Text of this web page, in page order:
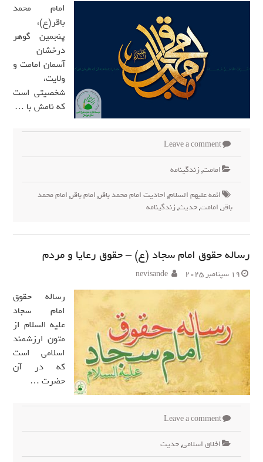
امام محمد
باقر(ع)،
پنجمین گوهر
درخشان
آسمان امامت و
ولایت،
شخصیتی است
که نامش با …
Leave a comment
امامت,زندگینامه
ائمه علیهم السلام,احادیث امام محمد باقر,امام باقر,امام محمد
باقر,امامت,حدیث,زندگینامه
رساله حقوق امام سجاد (ع) – حقوق رعایا و مردم
19 سپتامبر 2025 nevisande
رساله حقوق
امام سجاد
علیه ‌السلام از
متون ارزشمند
اسلامی است
که در آن
حضرت …
Leave a comment
اخلاق اسلامی,حدیث